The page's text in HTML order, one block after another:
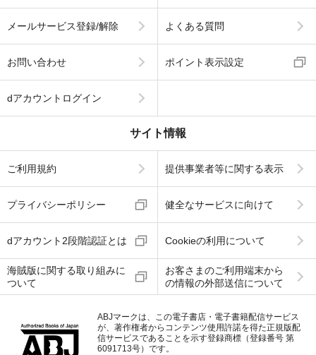
メールサービス登録/解除 よくある質問
お問い合わせ ポイント表示設定
dアカウントログイン
サイト情報
ご利用規約 提供事業者等に関する表示
プライバシーポリシー 健全なサービスに向けて
dアカウント2段階認証とは Cookieの利用について
海賊版に関する取り組みに
ついて
お客さまのご利用端末から
の情報の外部送信について
ABJマークは、この電子書店・電子書籍配信サービス
が、著作権者からコンテンツ使用許諾を得た正規版配
信サービスであることを示す登録商標（登録番号 第
6091713号）です。